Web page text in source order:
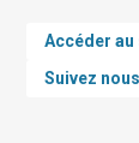
Accéder
Suivez